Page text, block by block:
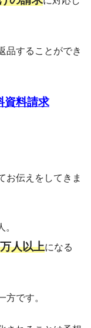
品することができ
資料請求
お伝えをしてきま
人以上になる
方です。